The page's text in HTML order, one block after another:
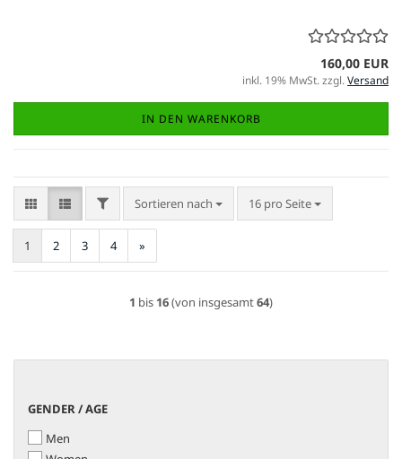
160,00 EUR
inkl. 19% MwSt. zzgl.Versand
IN DEN WARENKORB
FILTERSortieren nach
Sortieren nach 16 pro Seite
pro Seite
1 2 3 4 »
1 bis 16(von insgesamt64)
GENDER
AGE
GENDER / AGE
Men